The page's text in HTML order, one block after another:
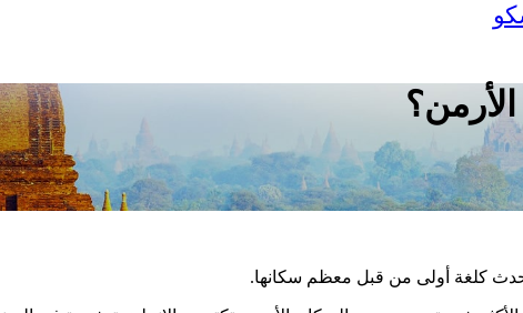
كلغة أولى من قبل معظم سكانها.